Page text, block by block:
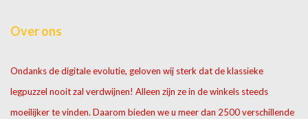
Over ons
Ondanks de digitale evolutie, geloven wij sterk dat de klassieke
legpuzzel nooit zal verdwijnen! Alleen zijn ze in de winkels steeds
moeilijker te vinden. Daarom bieden we u meer dan 2500 verschillende